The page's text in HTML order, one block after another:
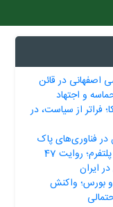
اصفهانی در قائن
و اجتهاد
فراتر از سیاست، در
در فناوری‌های پاک
رسانه از انقلاب تا پلتفرم؛ روایت 47
ایران
و بورس؛ واکنش